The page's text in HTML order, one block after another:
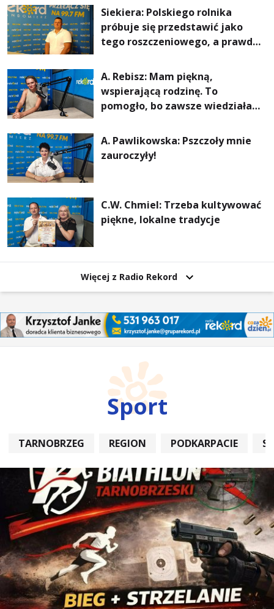
rachunki za energię, lepszy
komfort życia i... czystsze
powietrze
Siekiera: Polskiego rolnika
próbuje się przedstawić jako
tego roszczeniowego, a prawda
A. Rebisz: Mam piękną,
wspierającą rodzinę. To
pomogło, bo zawsze wiedziałam,
najważniejsza
A. Pawlikowska: Pszczoły mnie
zauroczyły!
C.W. Chmiel: Trzeba kultywować
piękne, lokalne tradycje
Więcej z Radio Rekord
Sport
TARNOBRZEG REGION PODKARPACIE